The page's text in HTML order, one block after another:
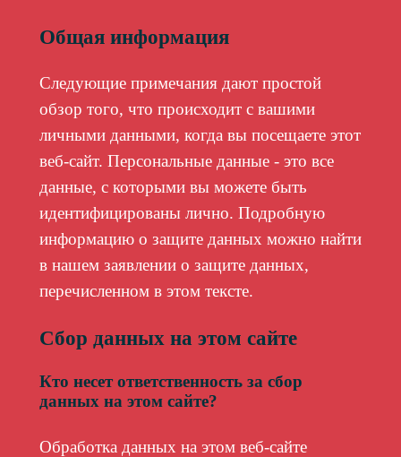
Общая информация
Следующие примечания дают простой
обзор того, что происходит с вашими
личными данными, когда вы посещаете этот
веб-сайт. Персональные данные - это все
данные, с которыми вы можете быть
идентифицированы лично. Подробную
информацию о защите данных можно найти
в нашем заявлении о защите данных,
перечисленном в этом тексте.
Сбор данных на этом сайте
Кто несет ответственность за сбор
данных на этом сайте?
Обработка данных на этом веб-сайте